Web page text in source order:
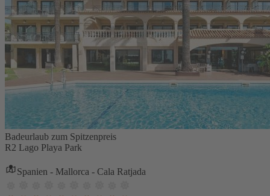
Badeurlaub zum Spitzenpreis
R2 Lago Playa Park
Spanien - Mallorca - Cala Ratjada